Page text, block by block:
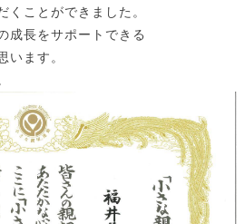
くことができました。
成長をサポートできる
います。